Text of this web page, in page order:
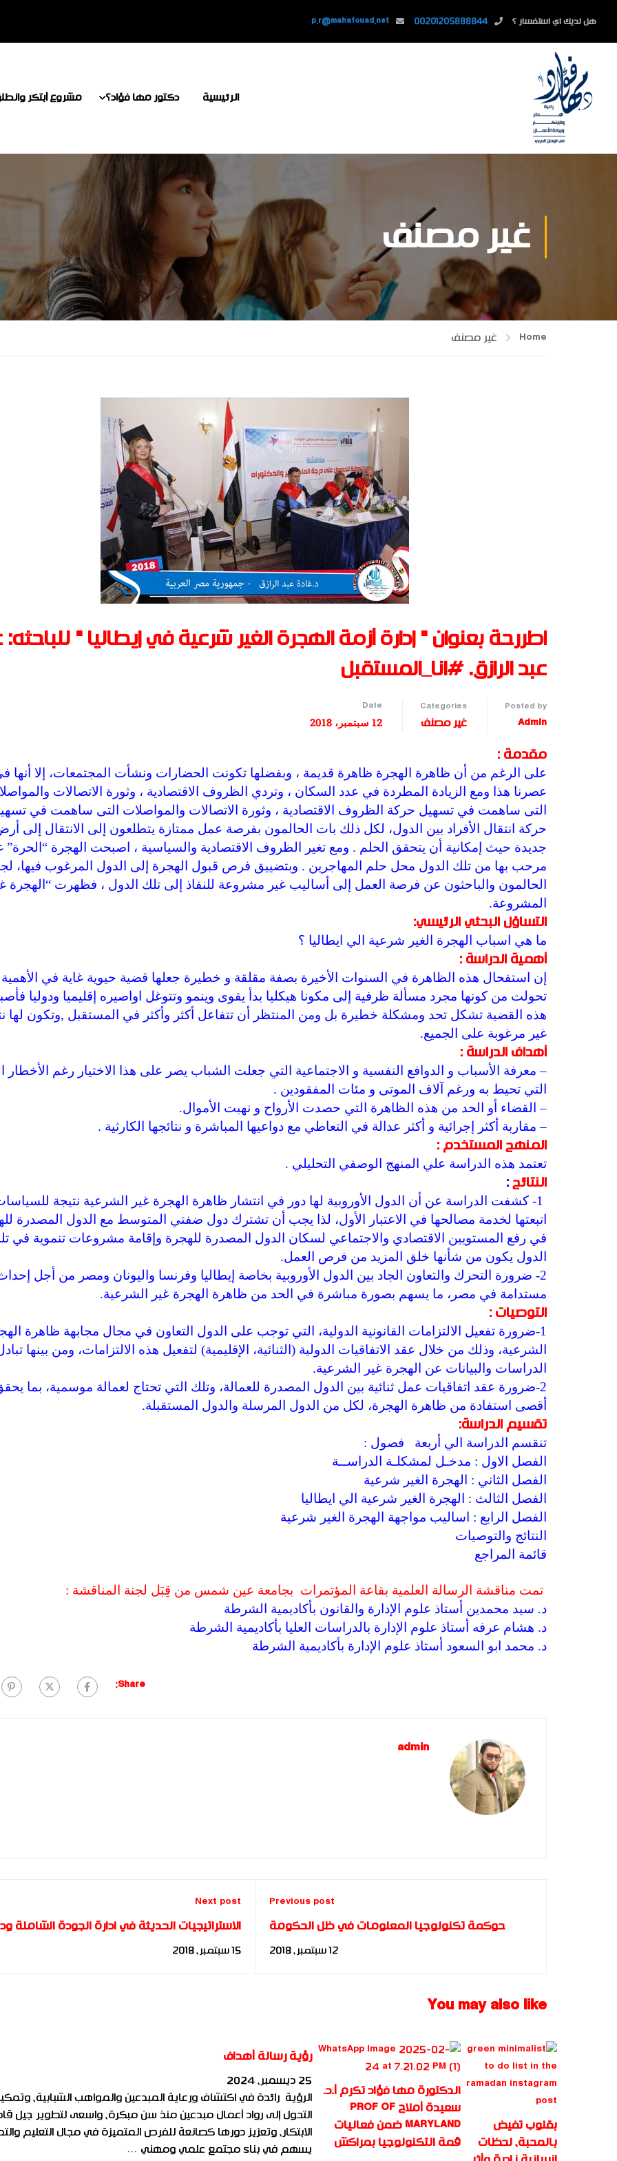
هل لديك اي استفسار ؟ 00201205888844
p.r@mahafouad.net
الرئيسية دكتور مها فؤاد؟ مشروع أبتكر
غير مصنف
Home غير مصنف
اطررحة بعنوان " إدارة أزمة الهجرة الغير شرعية في إيطاليا " للباحثه:
عبد الرازق. #انا_المستقبل
Posted by
Admin
Categories
غير مصنف
Date
12 سبتمبر، 2018
مقدمة :
على الرغم من أن ظاهرة الهجرة ظاهرة قديمة ، وبفضلها تكونت الحضارات ونشأت المجتمعات، إلا أنها
عصرنا هذا ومع الزيادة المطردة في عدد السكان ، وتردي الظروف الاقتصادية ، وثورة الاتصالات
التى ساهمت في تسهيل حركة الظروف الاقتصادية ، وثورة الاتصالات والمواصلات التى ساهمت في
حركة انتقال الأفراد بين الدول، لكل ذلك بات الحالمون بفرصة عمل ممتازة يتطلعون إلى الانتقال إلى
جديدة حيث إمكانية أن يتحقق الحلم . ومع تغير الظروف الاقتصادية والسياسية ، اصبحت الهجرة “الحرة”
مرحب بها من تلك الدول محل حلم المهاجرين . وبتضييق فرص قبول الهجرة إلى الدول المرغوب فيها،
الحالمون والباحثون عن فرصة العمل إلى أساليب غير مشروعة للنفاذ إلى تلك الدول ، فظهرت “الهجرة
المشروعة.
التساؤل البحثي الرئيسي:
ما هي اسباب الهجرة الغير شرعية الي ايطاليا ؟
أهمية الدراسة :
إن استفحال هذه الظاهرة في السنوات الأخيرة بصفة مقلقة و خطيرة جعلها قضية حيوية غاية في الأهمية
تحولت من كونها مجرد مسألة ظرفية إلى مكونا هيكليا بدأ يقوى وينمو وتتوغل اواصيره إقليميا ودوليا
هذه القضية تشكل تحد ومشكلة خطيرة بل ومن المنتظر أن تتفاعل أكثر وأكثر في المستقبل ,وتكون لها
غير مرغوبة على الجميع.
أهداف الدراسة :
– معرفة الأسباب و الدوافع النفسية و الاجتماعية التي جعلت الشباب يصر على هذا الاختيار رغم الأخطار
التي تحيط به ورغم آلاف الموتى و مئات المفقودين .
– القضاء أو الحد من هذه الظاهرة التي حصدت الأرواح و نهبت الأموال.
– مقاربة أكثر إجرائية و أكثر عدالة في التعاطي مع دواعيها المباشرة و نتائجها الكارثية .
المنهج المستخدم :
تعتمد هذه الدراسة علي المنهج الوصفي التحليلي .
النتائج :
1- كشفت الدراسة عن أن الدول الأوروبية لها دور في انتشار ظاهرة الهجرة غير الشرعية نتيجة
اتبعتها لخدمة مصالحها في الاعتبار الأول، لذا يجب أن تشترك دول ضفتي المتوسط مع الدول المصدرة
في رفع المستويين الاقتصادي والاجتماعي لسكان الدول المصدرة للهجرة وإقامة مشروعات تنموية في
الدول يكون من شأنها خلق المزيد من فرص العمل.
2- ضرورة التحرك والتعاون الجاد بين الدول الأوروبية بخاصة إيطاليا وفرنسا واليونان ومصر من أجل
مستدامة في مصر، ما يسهم بصورة مباشرة في الحد من ظاهرة الهجرة غير الشرعية.
التوصيات :
1-ضرورة تفعيل الالتزامات القانونية الدولية، التي توجب على الدول التعاون في مجال مجابهة ظاهرة
الشرعية، وذلك من خلال عقد الاتفاقيات الدولية (الثنائية، الإقليمية) لتفعيل هذه الالتزامات، ومن بينها
الدراسات والبيانات عن الهجرة غير الشرعية.
2-ضرورة عقد اتفاقيات عمل ثنائية بين الدول المصدرة للعمالة، وتلك التي تحتاج لعمالة موسمية، بما
أقصى استفادة من ظاهرة الهجرة، لكل من الدول المرسلة والدول المستقبلة.
تقسيم الدراسة:
تنقسم الدراسة الي أربعة فصول :
الفصل الاول : مدخـل لمشكلـة الدراســة
الفصل الثاني : الهجرة الغير شرعية
الفصل الثالث : الهجرة الغير شرعية الي ايطاليا
الفصل الرابع : اساليب مواجهة الهجرة الغير شرعية
النتائج والتوصيات
قائمة المراجع
تمت مناقشة الرسالة العلمية بقاعة المؤتمرات بجامعة عين شمس من قِبَل لجنة المناقشة :
د. سيد محمدين أستاذ علوم الإدارة والقانون بأكاديمية الشرطة
د. هشام عرفه أستاذ علوم الإدارة بالدراسات العليا بأكاديمية الشرطة
د. محمد ابو السعود أستاذ علوم الإدارة بأكاديمية الشرطة
Share:
admin
Previous post
حوكمة تكنولوجيا المعلومات في ظل الحكومة
12 سبتمبر، 2018
Next post
الاستراتيجيات الحديثة في ادارة الجودة الشاملة
15 سبتمبر، 2018
You may also like
بقلوب تفيض
بالمحبة، لحظات
الدكتورة مها فؤاد تكرم أ.د.
سعيدة أملاح PROF OF
MARYLAND ضمن فعاليات
قمة التكنولوجيا بمراكش
رؤية رسالة أهداف
25 ديسمبر، 2024
الرؤية رائدة في اكتشاف ورعاية المبدعين والمواهب الشبابية،
التحول إلى رواد أعمال مبدعين منذ سن مبكرة، واسعى لتطوير جيل
الابتكار، وتعزيز دورها كصانعة للفرص المتميزة في مجال التعليم
يسهم في بناء مجتمع علمي ومهني …